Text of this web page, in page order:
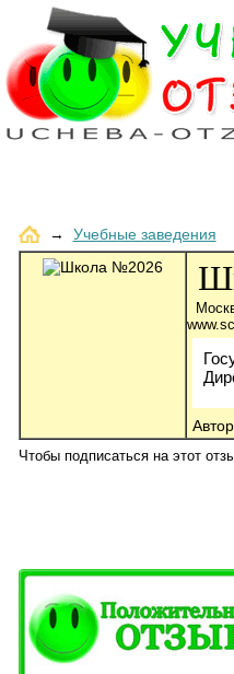
→ Учебные заведения
Чтобы подписаться на этот